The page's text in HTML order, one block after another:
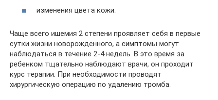
изменения цвета кожи.
Чаще всего ишемия 2 степени проявляет себя в первые
сутки жизни новорожденного, а симптомы могут
наблюдаться в течение 2-4 недель. В это время за
ребенком тщательно наблюдают врачи, он проходит
курс терапии. При необходимости проводят
хирургическую операцию по удалению тромба.